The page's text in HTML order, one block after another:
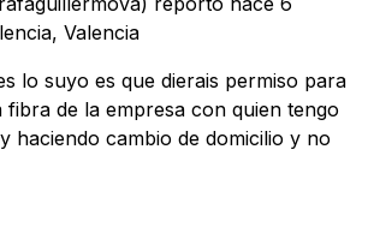
Valencia
lo suyo es que dierais permiso para
de la empresa con quien tengo
haciendo cambio de domicilio y no